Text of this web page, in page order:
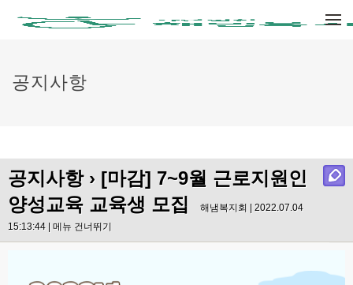
공지사항
공지사항› [마감] 7~9월 근로지원인
양성교육 교육생 모집
해냄복지회 | 2022.07.04
15:13:44 | 메뉴 건너뛰기